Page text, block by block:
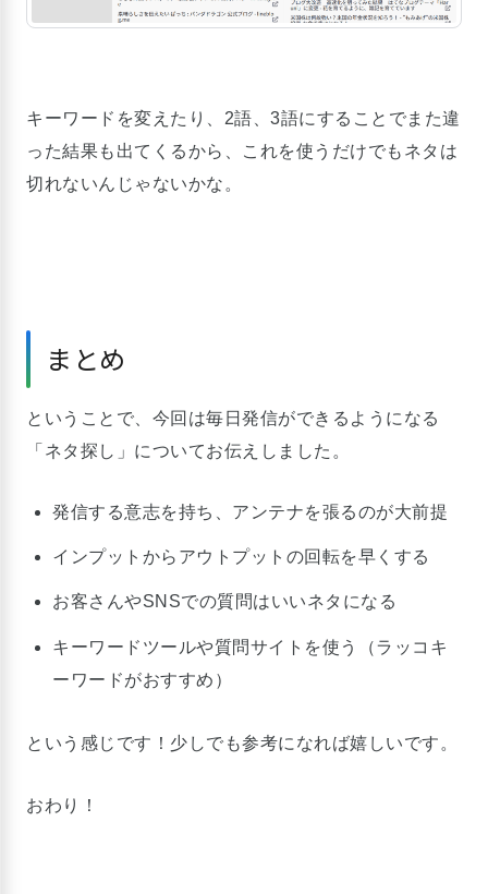
キーワードを変えたり、2語、3語にすることでまた違
った結果も出てくるから、これを使うだけでもネタは
切れないんじゃないかな。
まとめ
ということで、今回は毎日発信ができるようになる
「ネタ探し」についてお伝えしました。
発信する意志を持ち、アンテナを張るのが大前提
インプットからアウトプットの回転を早くする
お客さんやSNSでの質問はいいネタになる
キーワードツールや質問サイトを使う（ラッコキ
ーワードがおすすめ）
という感じです！少しでも参考になれば嬉しいです。
おわり！